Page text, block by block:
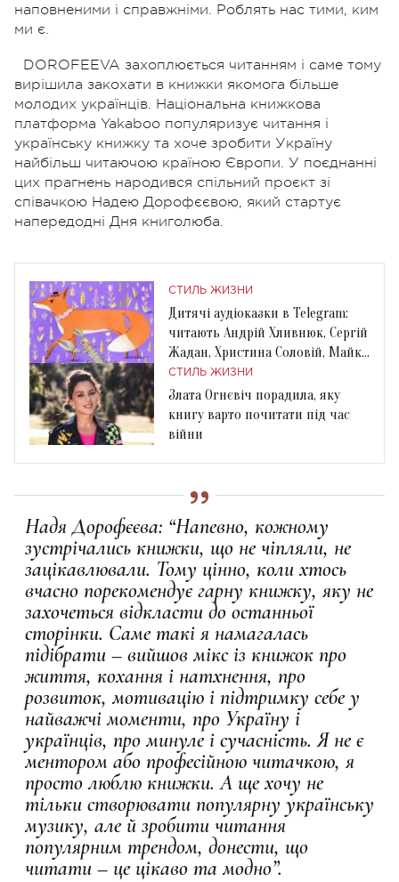
наповненими і справжніми. Роблять нас тими, ким
ми є.
DOROFEEVA захоплюється читанням і саме тому
вирішила закохати в книжки якомога більше
молодих українців. Національна книжкова
платформа Yakaboo популяризує читання і
українську книжку та хоче зробити Україну
найбільш читаючою країною Європи. У поєднанні
цих прагнень народився спільний проєкт зі
співачкою Надею Дорофєєвою, який стартує
напередодні Дня книголюба.
СТИЛЬ ЖИЗНИ
Дитячі аудіоказки в Telegram:
читають Андрій Хливнюк, Сергій
Жадан, Христина Соловій, Майкл
Щур
СТИЛЬ ЖИЗНИ
Злата Огнєвіч порадила, яку
книгу варто почитати під час
війни
Надя Дорофєєва: “Напевно, кожному
зустрічались книжки, що не чіпляли, не
зацікавлювали. Тому цінно, коли хтось
вчасно порекомендує гарну книжку, яку не
захочеться відкласти до останньої
сторінки. Саме такі я намагалась
підібрати – вийшов мікс із книжок про
життя, кохання і натхнення, про
розвиток, мотивацію і підтримку себе у
найважчі моменти, про Україну і
українців, про минуле і сучасність. Я не є
ментором або професійною читачкою, я
просто люблю книжки. А ще хочу не
тільки створювати популярну українську
музику, але й зробити читання
популярним трендом, донести, що
читати – це цікаво та модно”.